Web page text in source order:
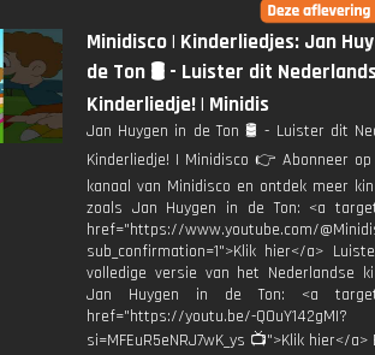
Minidisco | Kinderliedjes: Jan
de Ton 🛢️ - Luister dit
Kinderliedje! | Minidis
Jan Huygen in de Ton 🛢️ - Luister dit
Kinderliedje! | Minidisco 👉 Abonneer
kanaal van Minidisco en ontdek meer
zoals Jan Huygen in de Ton: <a
href="https://www.youtube.com/
sub_confirmation=1">Klik hier</a>
volledige versie van het Nederlandse
Jan Huygen in de Ton: <a
href="https://youtu.be/-QOuY142gMI?
si=MFEuR5eNRJ7wK_ys 📺">Klik hier</a>